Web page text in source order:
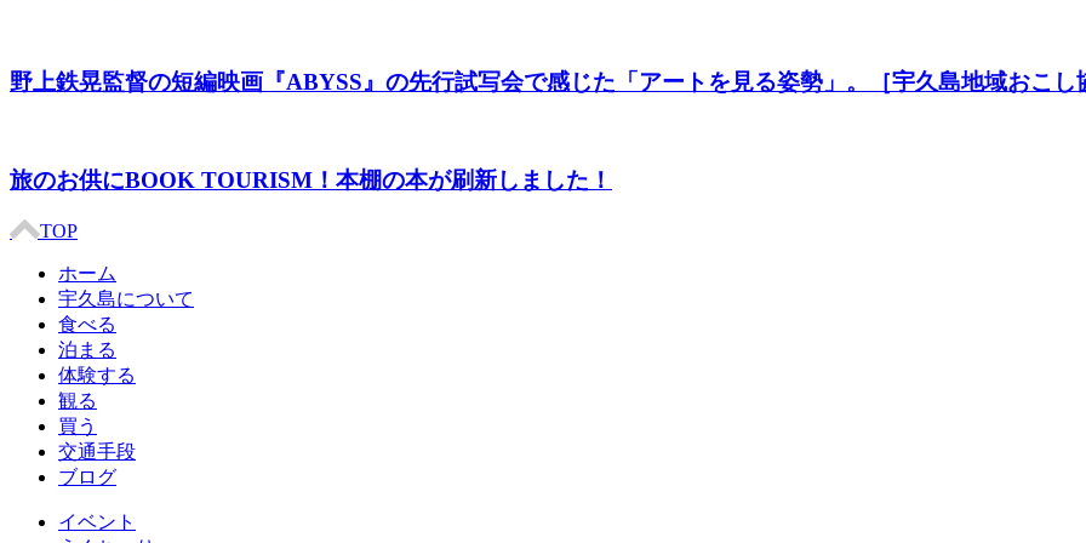
野上鉄晃監督の短編映画『ABYSS』の先行試写会で感じた「アートを見る姿勢」。［宇久島地域おこし
旅のお供にBOOK TOURISM！本棚の本が刷新しました！
TOP
ホーム
宇久島について
食べる
泊まる
体験する
観る
買う
交通手段
ブログ
イベント